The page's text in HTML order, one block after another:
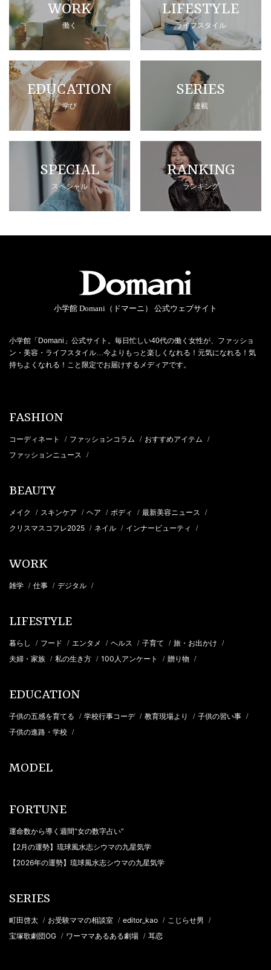
WORK
働く
LIFESTYLE
ライフスタイル
EDUCATION
学び
SERIES
連載
SPECIAL
スペシャル
RANKING
ランキング
小学館 Domani（ドマーニ） 公式ウェブサイト
小学館「Domani」公式サイト。毎日忙しい40代の働く女性が、ファッショ
ン・美容・ライフスタイル…今よりもっと楽しくなれる！元気になれる！気
持ちよくなれる！こと限定でお届けするメディアです。
FASHION
コーディネート / ファッションコラム / おすすめアイテム /
ファッションニュース /
BEAUTY
メイク / スキンケア / ヘア / ボディ / 最新美容ニュース /
クリスマスコフレ2025 / ネイル / インナービューティ /
WORK
雑学 / 仕事 / デジタル /
LIFESTYLE
暮らし / フード / エンタメ / ヘルス / 子育て / 旅・お出かけ /
夫婦・家族 / 私の生き方 / 100人アンケート / 贈り物 /
EDUCATION
子供の五感を育てる / 学校行事コーデ / 教育現場より / 子供の習い事 /
子供の進路・学校 /
MODEL
FORTUNE
運命数から導く週間“女の数字占い”
【2月の運勢】琉球風水志シウマの九星気学
【2026年の運勢】琉球風水志シウマの九星気学
SERIES
町田啓太 / お受験ママの相談室 / editor_kao / こじらせ男 /
宝塚歌劇団OG / ワーママあるある劇場 / 耳恋